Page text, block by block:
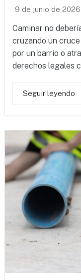
9 de junio de 2026
Caminar no
cruzando un
por un barrio o
derechos legales
Seguir leyendo